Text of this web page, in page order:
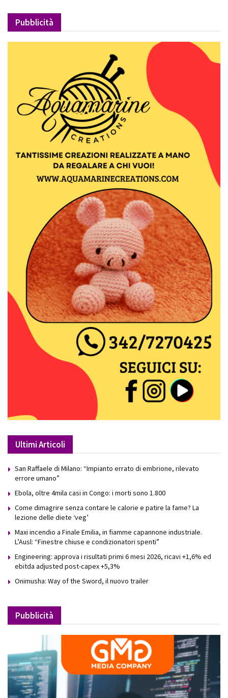
Pubblicità
Ultimi Articoli
San Raffaele di Milano: “Impianto errato di embrione, rilevato
errore umano”
Ebola, oltre 4mila casi in Congo: i morti sono 1.800
Come dimagrire senza contare le calorie e patire la fame? La
lezione delle diete ‘veg’
Maxi incendio a Finale Emilia, in fiamme capannone industriale.
L’Ausl: “Finestre chiuse e condizionatori spenti”
Engineering: approva i risultati primi 6 mesi 2026, ricavi +1,6% ed
ebitda adjusted post-capex +5,3%
Onimusha: Way of the Sword, il nuovo trailer
Pubblicità